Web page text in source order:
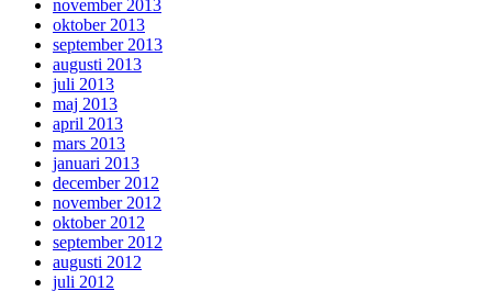
november 2013
oktober 2013
september 2013
augusti 2013
juli 2013
maj 2013
april 2013
mars 2013
januari 2013
december 2012
november 2012
oktober 2012
september 2012
augusti 2012
juli 2012